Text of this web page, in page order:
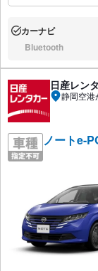
あり:カーナビ
なし:Bluetooth
日産レン
静岡空港
ノートe-